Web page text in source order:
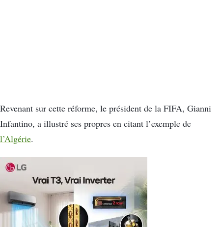
Revenant sur cette réforme, le président de la FIFA, Gianni
Infantino, a illustré ses propres en citant l’exemple de
l’Algérie.